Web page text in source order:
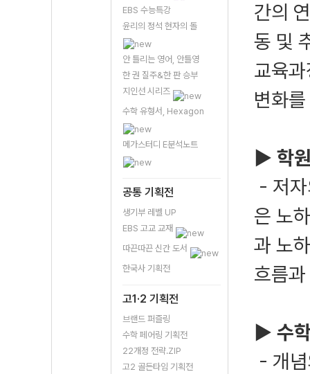
EBS 수능특강
윤리의 정석 현자의 돌
안 틀리는 영어, 안틀영
한 권 질주&한 판 승부
지인선 시리즈
수학 유형서, Hexagon
메가스터디 E분석노트
공통 기획전
생기부 레벨 UP
EBS 고교 교재
따끈따끈 신간 도서
한국사 기획전
고1·2 기획전
브랜드 퍼즐링
수학 페어링 기획전
22개정 전략.ZIP
고2 골든타임 기획전
간의
동 및
교육
변화
▶ 학
- 저
은 노
과 노
흐름
▶ 수
- 개